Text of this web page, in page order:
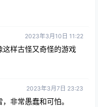
2023年3月10日 11:22
样古怪又奇怪的游戏
2023年3月7日 23:23
非常愚蠢和可怕。